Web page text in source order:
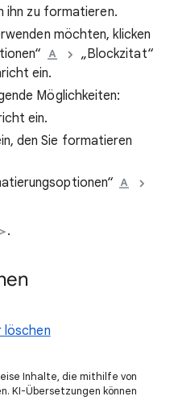
ihn zu formatieren.
möchten, klicken
„Blockzitat“
ein.
Möglichkeiten:
ein.
den Sie formatieren
.
löschen
Inhalte, die mithilfe von
KI-Übersetzungen können